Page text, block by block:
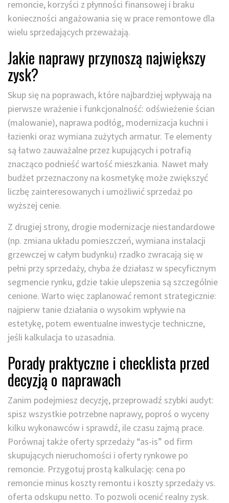
remoncie, korzyści z płynności finansowej i braku
konieczności angażowania się w prace remontowe dla
wielu sprzedających przeważają.
Jakie naprawy przynoszą największy
zysk?
Skup się na poprawach, które najbardziej wpływają na
pierwsze wrażenie i funkcjonalność: odświeżenie ścian
(malowanie), naprawa podłóg, modernizacja kuchni i
łazienki oraz wymiana zużytych armatur. Te elementy
są łatwo zauważalne przez kupujących i potrafią
znacząco podnieść wartość mieszkania. Nawet mały
budżet przeznaczony na kosmetykę może zwiększyć
liczbę zainteresowanych i umożliwić sprzedaż po
wyższej cenie.
Z drugiej strony, drogie modernizacje niestandardowe
(np. zmiana układu pomieszczeń, wymiana instalacji
grzewczej w całym budynku) rzadko zwracają się w
pełni przy sprzedaży, chyba że działasz w specyficznym
segmencie rynku, gdzie takie ulepszenia są szczególnie
cenione. Warto więc zaplanować remont strategicznie:
najpierw tanie działania o wysokim wpływie na
estetykę, potem ewentualne inwestycje techniczne,
jeśli kalkulacja to uzasadnia.
Porady praktyczne i checklista przed
decyzją o naprawach
Zanim podejmiesz decyzję, przeprowadź szybki audyt:
spisz wszystkie potrzebne naprawy, poproś o wyceny
kilku wykonawców i sprawdź, ile czasu zajmą prace.
Porównaj także oferty sprzedaży “as-is” od firm
skupujących nieruchomości i oferty rynkowe po
remoncie. Przygotuj prostą kalkulację: cena po
remoncie minus koszty remontu i koszty sprzedaży vs.
oferta odskupu netto. To pozwoli ocenić realny zysk.